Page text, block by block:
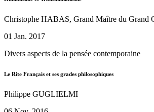
Christophe HABAS, Grand Maître du Grand
01 Jan. 2017
Divers aspects de la pensée contemporaine
Le Rite Français et ses grades philosophiques
Philippe GUGLIELMI